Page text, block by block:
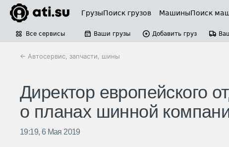
ГрузыПоиск грузов МашиныПоиск
Все сервисы Ваши грузы Добавить груз
← Автосервис, запчасти, шины
Директор европейского
о планах шинной
19:19, 6 Мая 2019